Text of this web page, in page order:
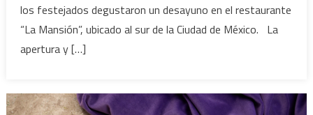
los festejados degustaron un desayuno en el restaurante
“La Mansión”, ubicado al sur de la Ciudad de México. La
apertura y […]